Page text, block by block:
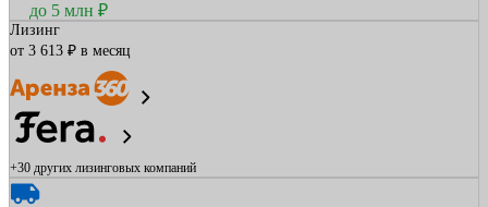
до 5 млн ₽
Лизинг
от 3 613 ₽ в месяц
+30 других лизинговых компаний